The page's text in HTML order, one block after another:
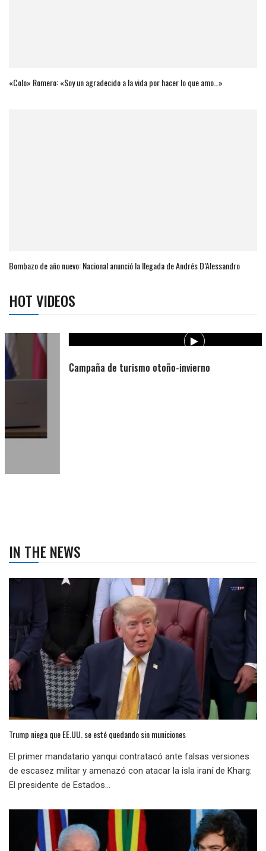
«Colo» Romero: «Soy un agradecido a la vida por hacer lo que amo…»
Bombazo de año nuevo: Nacional anunció la llegada de Andrés D’Alessandro
HOT VIDEOS
Campaña de turismo otoño-invierno
IN THE NEWS
Trump niega que EE.UU. se esté quedando sin municiones
El primer mandatario yanqui contratacó ante falsas versiones
de escasez militar y amenazó con atacar la isla iraní de Kharg:
El presidente de Estados...